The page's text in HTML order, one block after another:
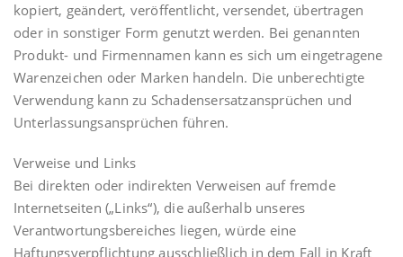
kopiert, geändert, veröffentlicht, versendet, übertragen
oder in sonstiger Form genutzt werden. Bei genannten
Produkt- und Firmennamen kann es sich um eingetragene
Warenzeichen oder Marken handeln. Die unberechtigte
Verwendung kann zu Schadensersatzansprüchen und
Unterlassungsansprüchen führen.
Verweise und Links
Bei direkten oder indirekten Verweisen auf fremde
Internetseiten („Links“), die außerhalb unseres
Verantwortungsbereiches liegen, würde eine
Haftungsverpflichtung ausschließlich in dem Fall in Kraft